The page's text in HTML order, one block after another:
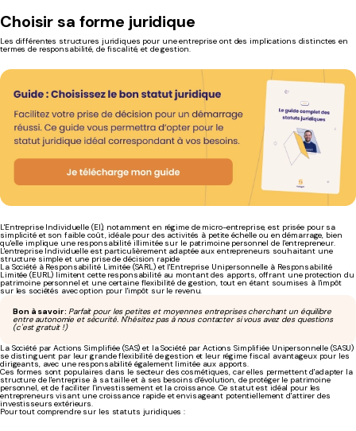
Choisir sa forme juridique
Les différentes structures juridiques pour une entreprise ont des implications distinctes en
termes de responsabilité, de fiscalité, et de gestion.
L'Entreprise Individuelle (EI), notamment en régime de micro-entreprise, est prisée pour sa
simplicité et son faible coût, idéale pour des activités à petite échelle ou en démarrage, bien
qu'elle implique une responsabilité illimitée sur le patrimoine personnel de l'entrepreneur.
L'entreprise Individuelle est particulièrement adaptée aux entrepreneurs souhaitant une
structure simple et une prise de décision rapide
La Société à Responsabilité Limitée (SARL) et l'Entreprise Unipersonnelle à Responsabilité
Limitée (EURL) limitent cette responsabilité au montant des apports, offrant une protection du
patrimoine personnel et une certaine flexibilité de gestion, tout en étant soumises à l'impôt
sur les sociétés avec option pour l'impôt sur le revenu.
Bon à savoir :Parfait pour les petites et moyennes entreprises cherchant un équilibre
entre autonomie et sécurité. N'hésitez pas à nous contacter si vous avez des questions
(c'est gratuit !)
La Société par Actions Simplifiée (SAS) et la Société par Actions Simplifiée Unipersonnelle (SASU)
se distinguent par leur grande flexibilité de gestion et leur régime fiscal avantageux pour les
dirigeants, avec une responsabilité également limitée aux apports.
Ces formes sont populaires dans le secteur des cosmétiques, car elles permettent d'adapter la
structure de l'entreprise à sa taille et à ses besoins d'évolution, de protéger le patrimoine
personnel, et de faciliter l'investissement et la croissance. Ce statut est idéal pour les
entrepreneurs visant une croissance rapide et envisageant potentiellement d'attirer des
investisseurs extérieurs.
Pour tout comprendre sur les statuts juridiques :